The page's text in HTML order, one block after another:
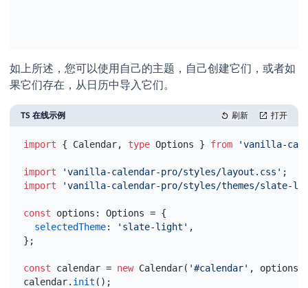
[3/3] Starting
如上所述，您可以使用自己的主题，自己创建它们，或者如
果它们存在，从日历中导入它们。
TS 在线示例 刷新 打开
import { Calendar, type Options } from 'vanilla-
import 'vanilla-calendar-pro/styles/layout.css' ;
import
'vanilla-calendar-pro/styles/themes/slate-
const options : Options = {
selectedTheme: 'slate-light' ,
} ;
const calendar = new Calendar( '#calendar' , options
calendar. init ( ) ;